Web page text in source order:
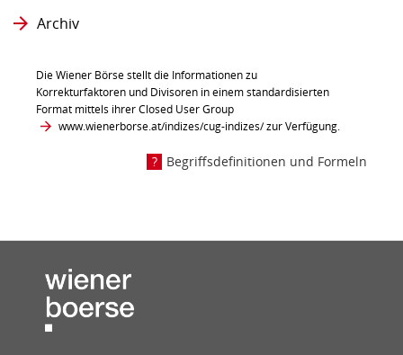
Archiv
Die Wiener Börse stellt die Informationen zu
Korrekturfaktoren und Divisoren in einem standardisierten
Format mittels ihrer Closed User Group
www.wienerborse.at/indizes/cug-indizes/zur Verfügung.
Begriffsdefinitionen und Formeln